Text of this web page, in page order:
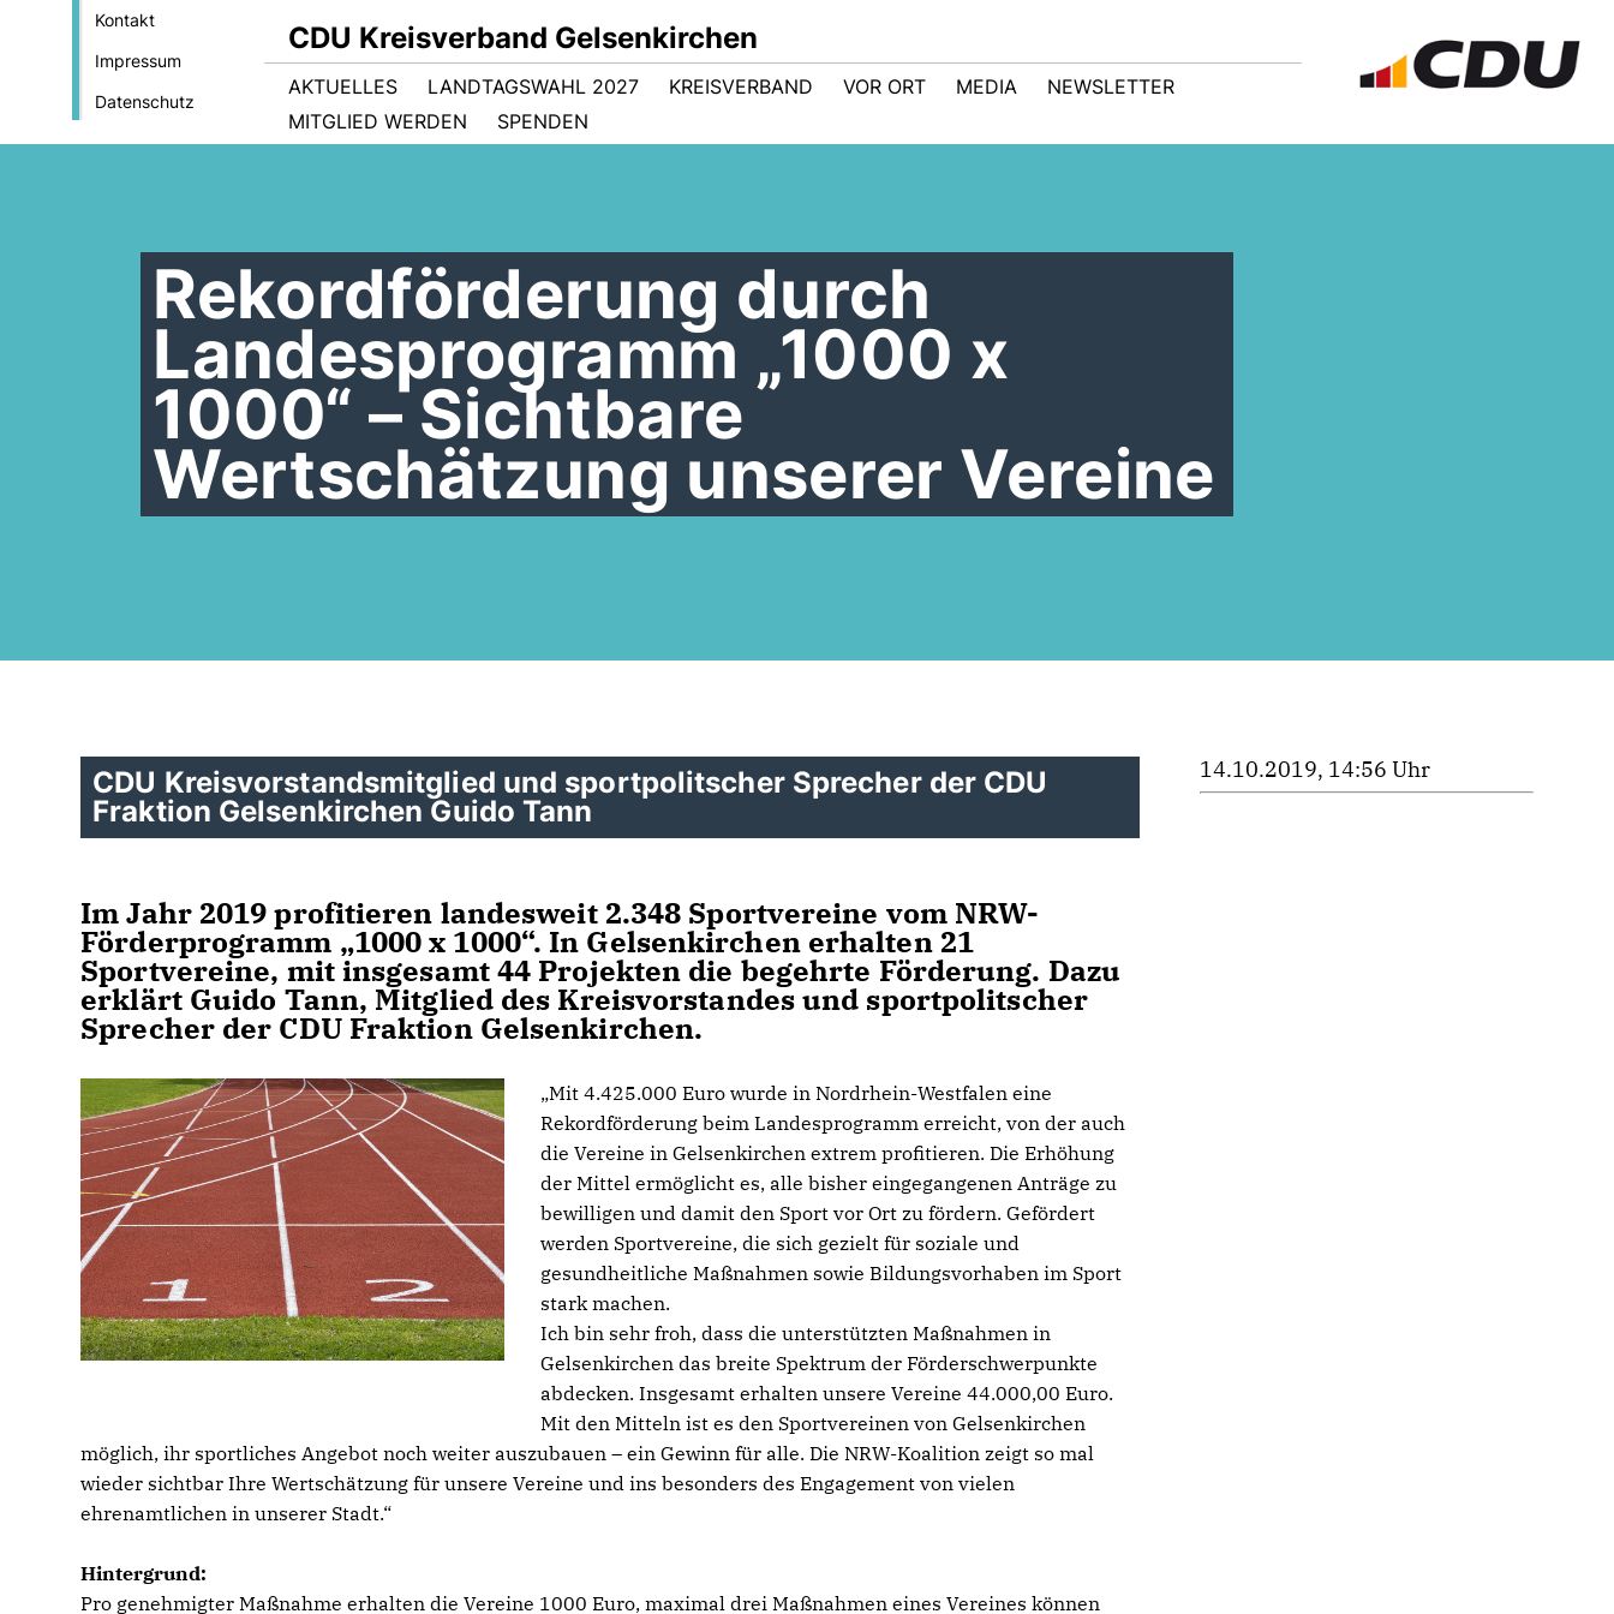
Kontakt
Impressum
Datenschutz
CDU Kreisverband Gelsenkirchen
AKTUELLES LANDTAGSWAHL 2027 KREISVERBAND VOR ORT MEDIA
NEWSLETTER
MITGLIED WERDEN
SPENDEN
Rekordförderung durch
Landesprogramm „1000 x
1000“ – Sichtbare
Wertschätzung unserer Vereine
CDU Kreisvorstandsmitglied und sportpolitscher Sprecher der CDU
Fraktion Gelsenkirchen Guido Tann
Im Jahr 2019 profitieren landesweit 2.348 Sportvereine vom NRW-
Förderprogramm „1000 x 1000“. In Gelsenkirchen erhalten 21
Sportvereine, mit insgesamt 44 Projekten die begehrte Förderung. Dazu
erklärt Guido Tann, Mitglied des Kreisvorstandes und sportpolitscher
Sprecher der CDU Fraktion Gelsenkirchen.
Mit 4.425.000 Euro wurde in Nordrhein-Westfalen eine
Rekordförderung beim Landesprogramm erreicht, von der auch
die Vereine in Gelsenkirchen extrem profitieren. Die Erhöhung
der Mittel ermöglicht es, alle bisher eingegangenen Anträge zu
bewilligen und damit den Sport vor Ort zu fördern. Gefördert
werden Sportvereine, die sich gezielt für soziale und
gesundheitliche Maßnahmen sowie Bildungsvorhaben im Sport
stark machen.
Ich bin sehr froh, dass die unterstützten Maßnahmen in
Gelsenkirchen das breite Spektrum der Förderschwerpunkte
abdecken. Insgesamt erhalten unsere Vereine 44.000,00 Euro.
Mit den Mitteln ist es den Sportvereinen von Gelsenkirchen
möglich, ihr sportliches Angebot noch weiter auszubauen – ein Gewinn für alle. Die NRW-Koalition zeigt so mal
wieder sichtbar Ihre Wertschätzung für unsere Vereine und ins besonders des Engagement von vielen
ehrenamtlichen in unserer Stadt.“
Hintergrund:
Pro genehmigter Maßnahme erhalten die Vereine 1000 Euro, maximal drei Maßnahmen eines Vereines können
14.10.2019, 14:56 Uhr